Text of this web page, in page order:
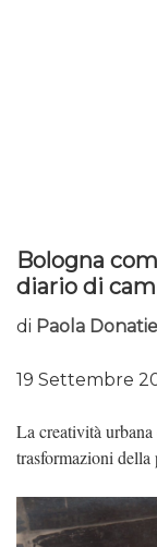
Bologna
diario di
di Paola
19 Settembre
La creatività urbana
trasformazioni della